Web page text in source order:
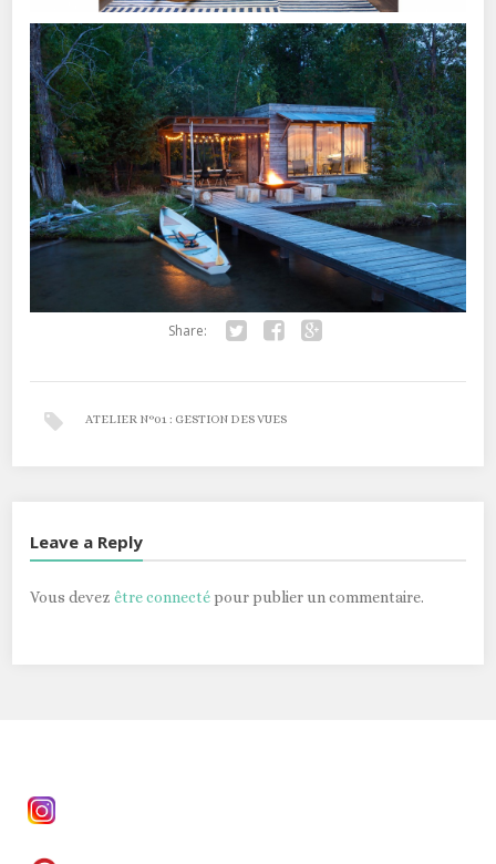
Share:
ATELIER N°01 : GESTION DES VUES
Leave a Reply
Vous devezêtre connecté pour publier un commentaire.